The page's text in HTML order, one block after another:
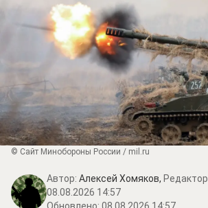
© Сайт Минобороны России / mil.ru
Автор: Алексей Хомяков, Редактор
08.08.2026 14:57